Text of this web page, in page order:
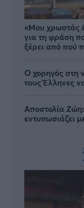
«Μου χρωστάς
για τη φράση
ξέρει από πού
Ο χορηγός στη
τους Έλληνες
Αποστολία
εντυπωσιάζει